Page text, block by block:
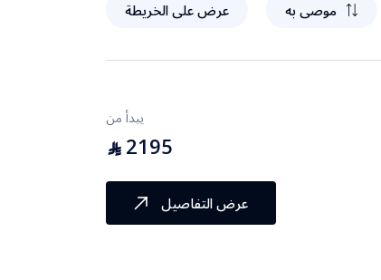
موصى به عرض على الخريطة
يبدأ من
2195
⃁
عرض التفاصيل